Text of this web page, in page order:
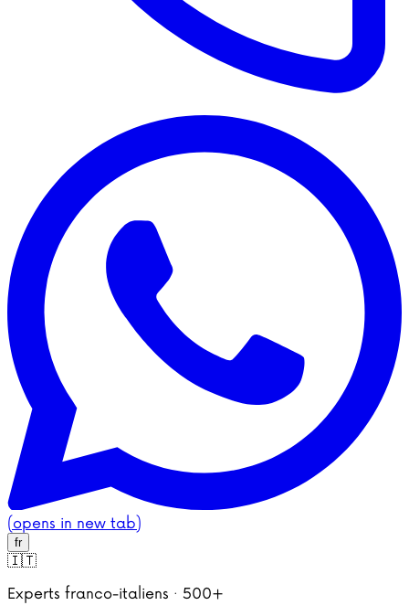
(opens in new tab)
fr
🇮🇹
Experts franco-italiens · 500+